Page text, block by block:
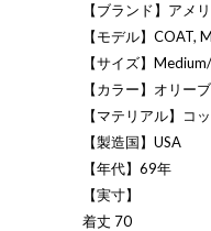
【ブランド】アメ
【モデル】COAT,
【サイズ】
【カラー】オリーブ
【マテリアル】コ
【製造国】USA
【年代】69年
【実寸】
着丈 70